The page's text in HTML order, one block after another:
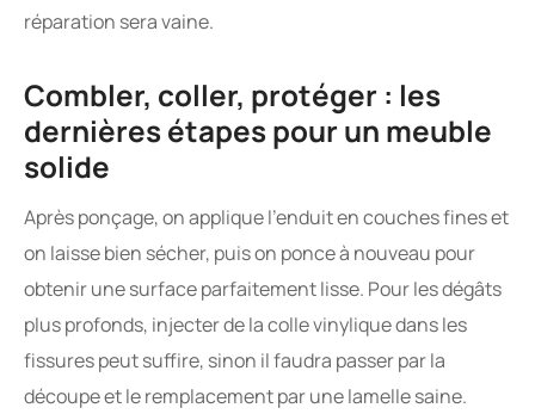
réparation sera vaine.
Combler, coller, protéger : les
dernières étapes pour un meuble
solide
Après ponçage, on applique l’enduit en couches fines et
on laisse bien sécher, puis on ponce à nouveau pour
obtenir une surface parfaitement lisse. Pour les dégâts
plus profonds, injecter de la colle vinylique dans les
fissures peut suffire, sinon il faudra passer par la
découpe et le remplacement par une lamelle saine.